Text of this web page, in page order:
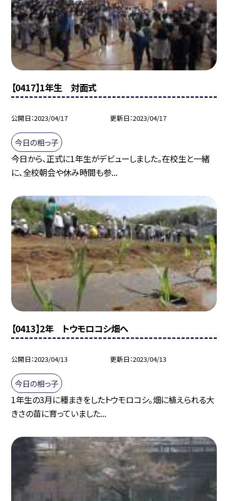
【0417】1年生 対面式
公開日 2023/04/17 更新日 2023/04/17
今日の相っ子
今日から、正式に1年生がデビューしました。在校生と一緒
に、全校朝会や休み時間も参...
【0413】2年 トウモロコシ畑へ
公開日 2023/04/13 更新日 2023/04/13
今日の相っ子
1年生の3月に種まきをしたトウモロコシ。畑に植えられる大
きさの苗に育っていました...